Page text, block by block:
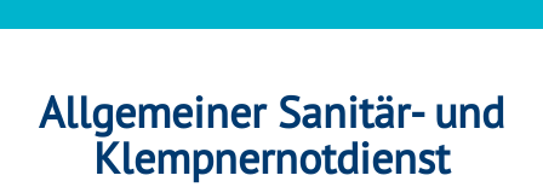
Allgemeiner Sanitär- und
Klempnernotdienst